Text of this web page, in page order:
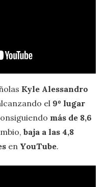
Kyle Alessandro
el 9º lugar
más de 8,6
baja a las 4,8
en YouTube.